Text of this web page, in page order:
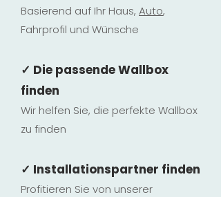
Basierend auf Ihr Haus, Auto,
Fahrprofil und Wünsche
✓ Die passende Wallbox
finden
Wir helfen Sie, die perfekte Wallbox
zu finden
✓ Installationspartner finden
Profitieren Sie von unserer